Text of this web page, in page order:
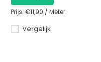
Vergelijk
Prijs:€11,90 /Meter